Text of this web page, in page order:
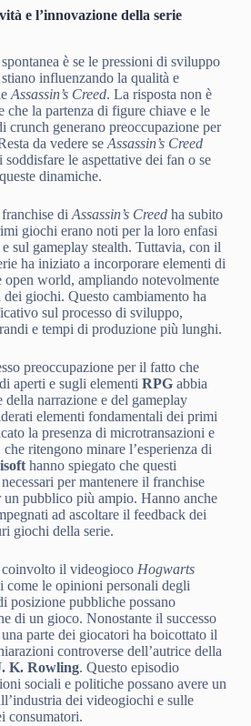
e l’innovazione della serie
è se le pressioni di sviluppo
influenzando la qualità e
Assassin’s Creed. La risposta non è
che la partenza di figure chiave e le
crunch generano preoccupazione per
da vedere se Assassin’s Creed
le aspettative dei fan o se
dinamiche.
di Assassin’s Creedha subito
giochi erano noti per la loro enfasi
sul gameplay stealth. Tuttavia, con il
ha iniziato a incorporare elementi di
open world, ampliando notevolmente
giochi. Questo cambiamento ha
sul processo di sviluppo,
e tempi di produzione più lunghi.
preoccupazione per il fatto che
aperti e sugli elementi RPGabbia
narrazione e del gameplay
elementi fondamentali dei primi
la presenza di microtransazioni e
ritengono minare l’esperienza di
hanno spiegato che questi
per mantenere il franchise
un pubblico più ampio. Hanno anche
ad ascoltare il feedback dei
giochi della serie.
il videogioco Hogwarts
come le opinioni personali degli
posizione pubbliche possano
di un gioco. Nonostante il successo
parte dei giocatori ha boicottato il
controverse dell’autrice della
K. Rowling. Questo episodio
sociali e politiche possano avere un
dei videogiochi e sulle
consumatori.